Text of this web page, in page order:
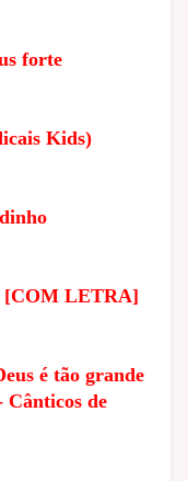
forte
Kids)
[COM LETRA]
é tão grande
Cânticos de